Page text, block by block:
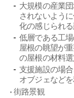
大規模の産業
されないよう
化の感じられ
低層である工場
屋根の眺望が
の屋根の材料
支援施設の場合
オブジェなど
街路景観